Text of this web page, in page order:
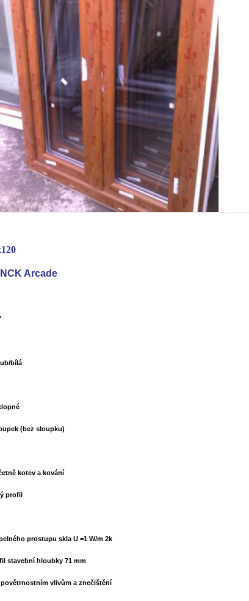
Arcade
bílá
(bez sloupku)
kotev a kování
profil
prostupu skla U =1 W/m 2k
stavební hloubky 71 mm
vlivům a znečištění